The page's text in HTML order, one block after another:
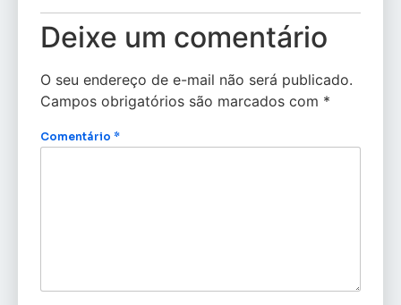
Deixe um comentário
O seu endereço de e-mail não será publicado.
Campos obrigatórios são marcados com *
Comentário *